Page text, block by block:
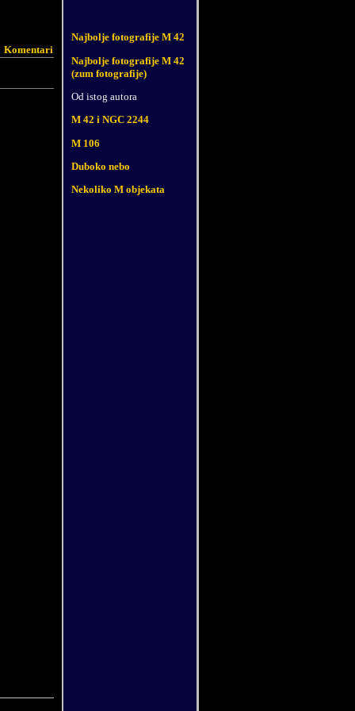
Komentari
Najbolje fotografije M 42
Najbolje fotografije M 42
(zum fotografije)
Od istog autora
M 42 i NGC 2244
M 106
Duboko nebo
Nekoliko M objekata